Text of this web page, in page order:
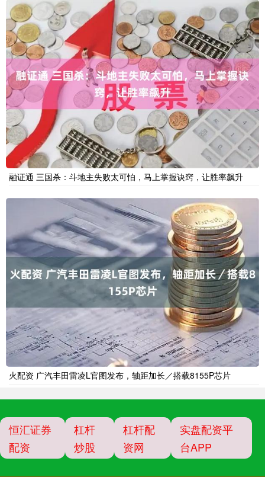
融证通 三国杀：斗地主失败太可怕，马上掌握诀窍，让胜率飙升
火配资 广汽丰田雷凌L官图发布，轴距加长／搭载8155P芯片
恒汇证券
配资
杠杆
炒股
杠杆配
资网
实盘配资平
台APP